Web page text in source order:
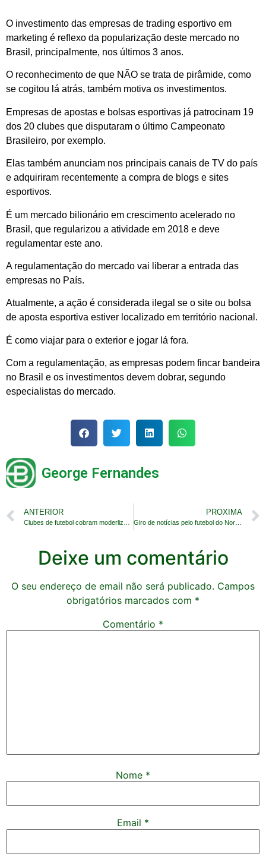
O investimento das empresas de trading esportivo em
marketing é reflexo da popularização deste mercado no
Brasil, principalmente, nos últimos 3 anos.
O reconhecimento de que NÃO se trata de pirâmide, como
se cogitou lá atrás, também motiva os investimentos.
Empresas de apostas e bolsas esportivas já patrocinam 19
dos 20 clubes que disputaram o último Campeonato
Brasileiro, por exemplo.
Elas também anunciam nos principais canais de TV do país
e adquiriram recentemente a compra de blogs e sites
esportivos.
É um mercado bilionário em crescimento acelerado no
Brasil, que regularizou a atividade em 2018 e deve
regulamentar este ano.
A regulamentação do mercado vai liberar a entrada das
empresas no País.
Atualmente, a ação é considerada ilegal se o site ou bolsa
de aposta esportiva estiver localizado em território nacional.
É como viajar para o exterior e jogar lá fora.
Com a regulamentação, as empresas podem fincar bandeira
no Brasil e os investimentos devem dobrar, segundo
especialistas do mercado.
George Fernandes
ANTERIOR PROXIMA
Giro de notícias pelo futebol do Nordeste
Deixe um comentário
O seu endereço de email não será publicado. Campos
obrigatórios marcados com *
Comentário *
Nome *
Email *